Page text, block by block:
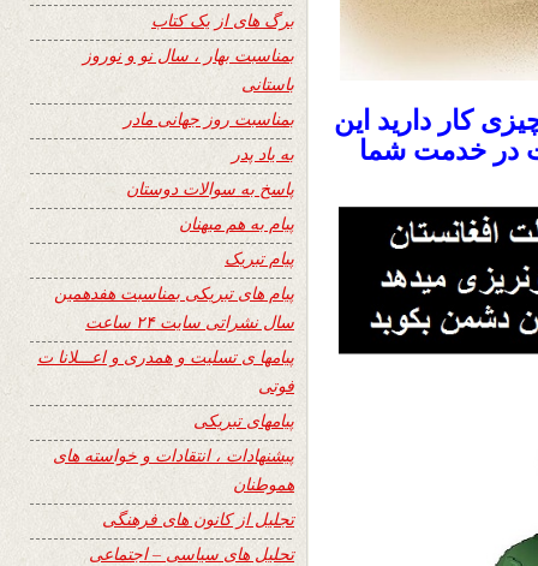
کار دارید این
در خدمت شما
برگ های از یک کتاب
بمناسبت بهار ، سال نو و نوروز
باستانی
بمناسبت روز جهانی مادر
به یاد پدر
پاسخ به سوالات دوستان
پیام به هم میهنان
پیام تبریک
پیام های تبریکی بمناسبت هفدهمین
سال نشراتی سایت ۲۴ ساعت
پیامها ی تسلیت و همدری و اعـــلانا ت
فوتی
پیامهای تبریکی
پیشنهادات ، انتقادات و خواسته های
هموطنان
تجلیل از کانون های فرهنگی
تحلیل های سیاسی – اجتماعی